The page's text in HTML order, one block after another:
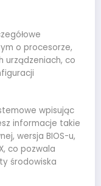
o procesorze,
urządzeniach, co
wpisując
informacje takie
wersja BIOS-u,
co pozwala
środowiska